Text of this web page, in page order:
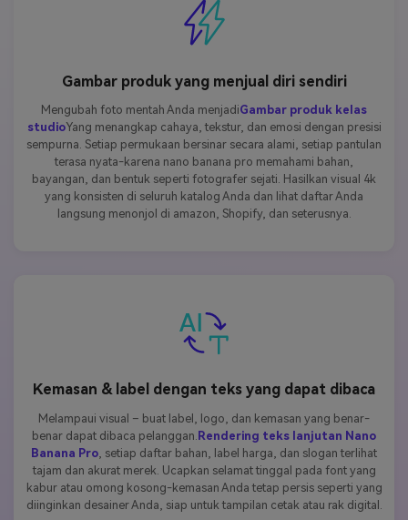
Gambar produk yang menjual diri sendiri
Mengubah foto mentah Anda menjadiGambar produk kelas
studioYang menangkap cahaya, tekstur, dan emosi dengan presisi
sempurna. Setiap permukaan bersinar secara alami, setiap pantulan
terasa nyata-karena nano banana pro memahami bahan,
bayangan, dan bentuk seperti fotografer sejati. Hasilkan visual 4k
yang konsisten di seluruh katalog Anda dan lihat daftar Anda
langsung menonjol di amazon, Shopify, dan seterusnya.
Kemasan & label dengan teks yang dapat dibaca
Melampaui visual – buat label, logo, dan kemasan yang benar-
benar dapat dibaca pelanggan. Rendering teks lanjutan Nano
Banana Pro, setiap daftar bahan, label harga, dan slogan terlihat
tajam dan akurat merek. Ucapkan selamat tinggal pada font yang
kabur atau omong kosong-kemasan Anda tetap persis seperti yang
diinginkan desainer Anda, siap untuk tampilan cetak atau rak digital.